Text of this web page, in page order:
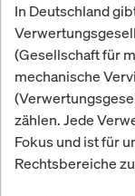
In Deutschland
(Gesellschaft für
mechanische
zählen. Jede
Fokus und ist für
Rechtsbereiche